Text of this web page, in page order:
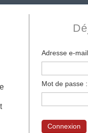
Fabert.comvous
du primaire au
distance. Ce moteur
gratuitement dans
Adresse e-
Mot de passe :
Connexion